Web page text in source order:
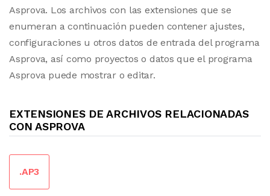
Asprova. Los archivos con las extensiones que se
enumeran a continuación pueden contener ajustes,
configuraciones u otros datos de entrada del programa
Asprova, así como proyectos o datos que el programa
Asprova puede mostrar o editar.
EXTENSIONES DE ARCHIVOS RELACIONADAS
CON ASPROVA
.AP3